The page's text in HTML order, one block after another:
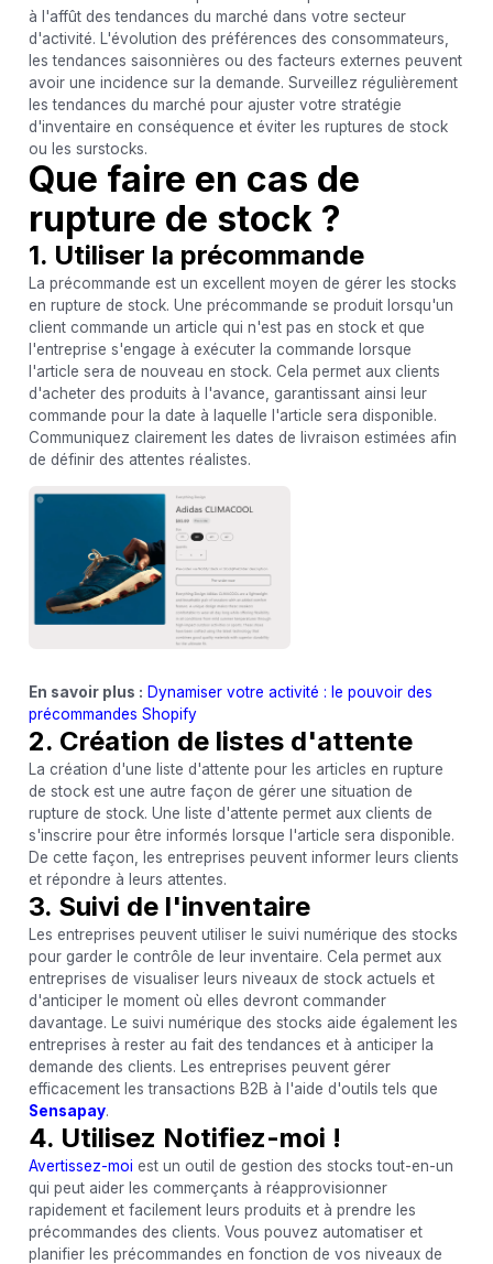
à l'affût des tendances du marché dans votre secteur
d'activité. L'évolution des préférences des consommateurs,
les tendances saisonnières ou des facteurs externes peuvent
avoir une incidence sur la demande. Surveillez régulièrement
les tendances du marché pour ajuster votre stratégie
d'inventaire en conséquence et éviter les ruptures de stock
ou les surstocks.
Que faire en cas de
rupture de stock ?
1. Utiliser la précommande
La précommande est un excellent moyen de gérer les stocks
en rupture de stock. Une précommande se produit lorsqu'un
client commande un article qui n'est pas en stock et que
l'entreprise s'engage à exécuter la commande lorsque
l'article sera de nouveau en stock. Cela permet aux clients
d'acheter des produits à l'avance, garantissant ainsi leur
commande pour la date à laquelle l'article sera disponible.
Communiquez clairement les dates de livraison estimées afin
de définir des attentes réalistes.
En savoir plus : Dynamiser votre activité : le pouvoir des
précommandes Shopify
2. Création de listes d'attente
La création d'une liste d'attente pour les articles en rupture
de stock est une autre façon de gérer une situation de
rupture de stock. Une liste d'attente permet aux clients de
s'inscrire pour être informés lorsque l'article sera disponible.
De cette façon, les entreprises peuvent informer leurs clients
et répondre à leurs attentes.
3. Suivi de l'inventaire
Les entreprises peuvent utiliser le suivi numérique des stocks
pour garder le contrôle de leur inventaire. Cela permet aux
entreprises de visualiser leurs niveaux de stock actuels et
d'anticiper le moment où elles devront commander
davantage. Le suivi numérique des stocks aide également les
entreprises à rester au fait des tendances et à anticiper la
demande des clients. Les entreprises peuvent gérer
efficacement les transactions B2B à l'aide d'outils tels que
Sensapay.
4. Utilisez Notifiez-moi !
Avertissez-moi est un outil de gestion des stocks tout-en-un
qui peut aider les commerçants à réapprovisionner
rapidement et facilement leurs produits et à prendre les
précommandes des clients. Vous pouvez automatiser et
planifier les précommandes en fonction de vos niveaux de